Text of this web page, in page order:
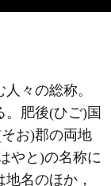
々の総称。
。肥後(ひご)国
お)郡の両地
やと)の名称に
名のほか，